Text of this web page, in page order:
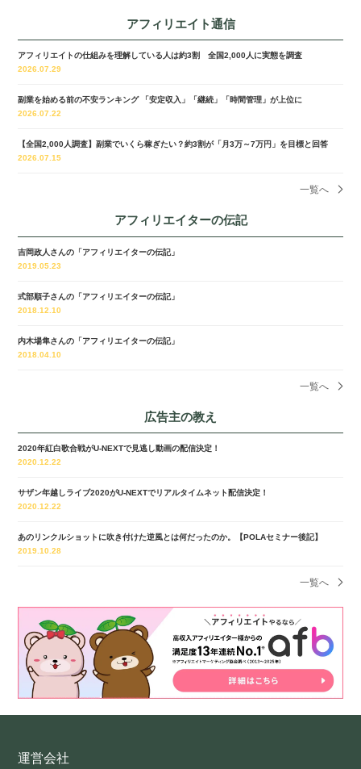
アフィリエイト通信
アフィリエイトの仕組みを理解している人は約3割 全国2,000人に実態を調査
2026.07.29
副業を始める前の不安ランキング 「安定収入」「継続」「時間管理」が上位に
2026.07.22
【全国2,000人調査】副業でいくら稼ぎたい？約3割が「月3万～7万円」を目標と回答
2026.07.15
一覧へ
アフィリエイターの伝記
吉岡政人さんの「アフィリエイターの伝記」
2019.05.23
式部順子さんの「アフィリエイターの伝記」
2018.12.10
内木場隼さんの「アフィリエイターの伝記」
2018.04.10
一覧へ
広告主の教え
2020年紅白歌合戦がU-NEXTで見逃し動画の配信決定！
2020.12.22
サザン年越しライブ2020がU-NEXTでリアルタイムネット配信決定！
2020.12.22
あのリンクルショットに吹き付けた逆風とは何だったのか。【POLAセミナー後記】
2019.10.28
一覧へ
運営会社